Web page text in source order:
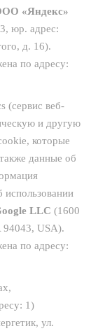
«Яндекс»
юр. адрес:
д. 16).
по адресу:
(сервис веб-
и другую
которые
данные об
использовании
LLC (1600
94043, USA).
по адресу:
1)
ул.